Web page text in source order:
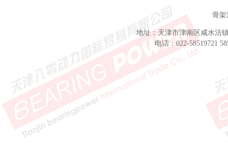
骨架
地址：天津市津南区咸水沽
电话：022-58519721